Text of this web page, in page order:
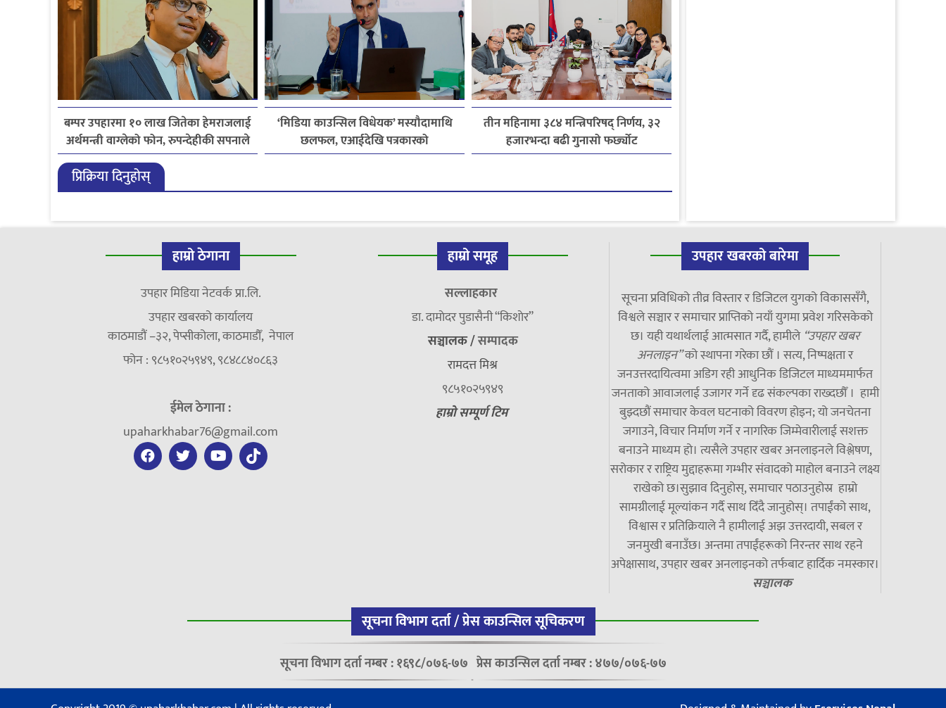
बम्पर उपहारमा १० लाख जितेका हेमराजलाई
अर्थमन्त्री वाग्लेको फोन, रुपन्देहीकी सपनाले
जितिन् एक लाख
‘मिडिया काउन्सिल विधेयक’ मस्यौदामाथि
छलफल, एआईदेखि पत्रकारको
लाइसेन्ससम्मका विषयमा सुझाव
तीन महिनामा ३८४ मन्त्रिपरिषद् निर्णय, ३२
हजारभन्दा बढी गुनासो फर्छ्योट
प्रिक्रिया दिनुहोस्
हाम्रो ठेगाना
उपहार मिडिया नेटवर्क प्रा.लि.
उपहार खबरको कार्यालय
काठमाडौं –३२, पेप्सीकोला, काठमाडौँ, नेपाल
फोन : ९८५१०२५९४९, ९८४८८४०८६३
ईमेल ठेगाना :
upaharkhabar76@gmail.com
हाम्रो समूह
सल्लाहकार
डा. दामाेदर पुडासैनी “किशाेर”
सञ्चालक /सम्पादक
रामदत्त मिश्र
९८५१०२५९४९
हाम्रो सम्पूर्ण टिम
उपहार खबरको बारेमा
सूचना प्रविधिको तीव्र विस्तार र डिजिटल युगको विकाससँगै,
विश्वले सञ्चार र समाचार प्राप्तिको नयाँ युगमा प्रवेश गरिसकेको
छ। यही यथार्थलाई आत्मसात गर्दै, हामीले “उपहार खबर
अनलाइन”को स्थापना गरेका छौं । सत्य, निष्पक्षता र
जनउत्तरदायित्वमा अडिग रही आधुनिक डिजिटल माध्यममार्फत
जनताको आवाजलाई उजागर गर्ने दृढ संकल्पका राख्दछौँ । हामी
बुझ्दछौं समाचार केवल घटनाको विवरण होइन; यो जनचेतना
जगाउने, विचार निर्माण गर्ने र नागरिक जिम्मेवारीलाई सशक्त
बनाउने माध्यम हो। त्यसैले उपहार खबर अनलाइनले विश्लेषण,
सरोकार र राष्ट्रिय मुद्दाहरूमा गम्भीर संवादको माहोल बनाउने लक्ष्य
राखेको छ।सुझाव दिनुहोस्, समाचार पठाउनुहोस्र हाम्रो
सामग्रीलाई मूल्यांकन गर्दै साथ दिँदै जानुहोस्। तपाईंको साथ,
विश्वास र प्रतिक्रियाले नै हामीलाई अझ उत्तरदायी, सबल र
जनमुखी बनाउँछ। अन्तमा तपाईंहरूको निरन्तर साथ रहने
अपेक्षासाथ, उपहार खबर अनलाइनको तर्फबाट हार्दिक नमस्कार।
सञ्चालक
सूचना विभाग दर्ता / प्रेस काउन्सिल सूचिकरण
सूचना विभाग दर्ता नम्बर : १६९८/०७६-७७ प्रेस काउन्सिल दर्ता नम्बर : ४७७/०७६-७७